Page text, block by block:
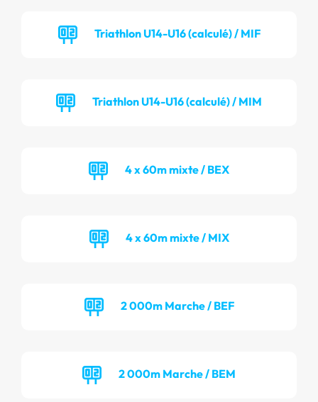
Triathlon U14-U16 (calculé) / MIF
Triathlon U14-U16 (calculé) / MIM
4 x 60m mixte / BEX
4 x 60m mixte / MIX
2 000m Marche / BEF
2 000m Marche / BEM